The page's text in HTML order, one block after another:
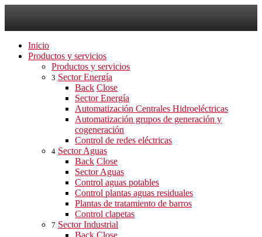
Inicio
Productos y servicios
Productos y servicios
3 Sector Energía
Back Close
Sector Energía
Automatización Centrales Hidroeléctricas
Automatización grupos de generación y
cogeneración
Control de redes eléctricas
4 Sector Aguas
Back Close
Sector Aguas
Control aguas potables
Control plantas aguas residuales
Plantas de tratamiento de barros
Control clapetas
7 Sector Industrial
Back Close